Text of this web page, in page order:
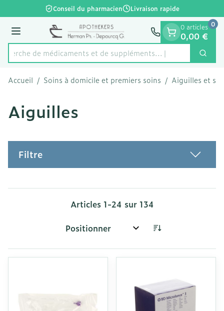
Aller au contenu
1 de 1
Conseil du pharmacien Livraison rapide
Menu
Rechercher
Recherche de médicaments et d
0 articles
0,00 €
0
Accueil / Soins à domicile et premiers soins / Aiguilles et
Aiguilles
Filtre
Articles 1-24 sur 134
Trier par: